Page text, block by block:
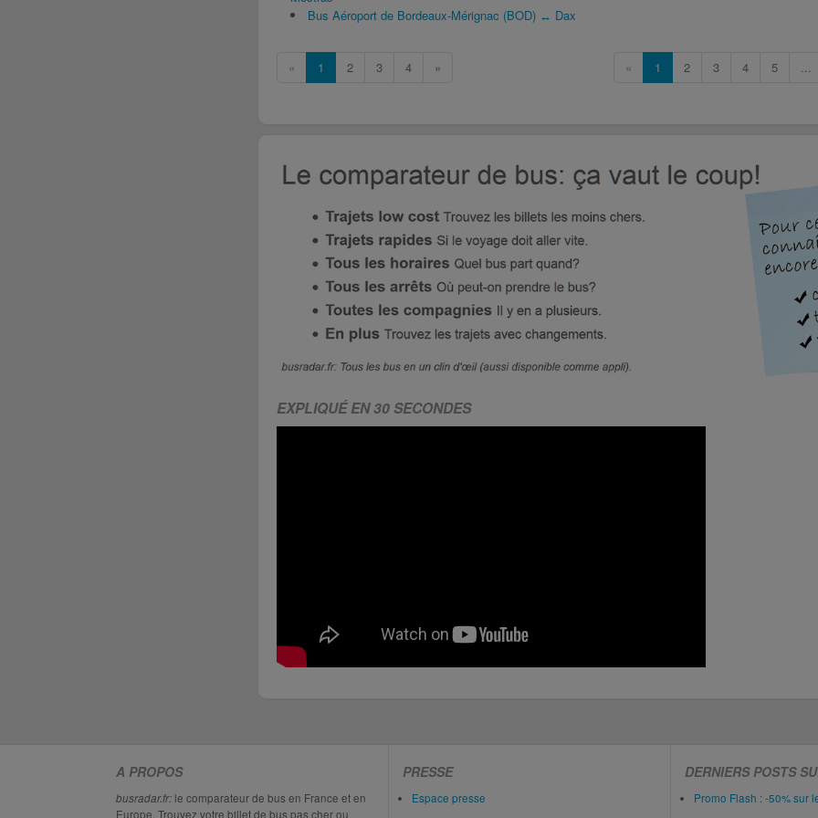
Bus Aéroport de Bordeaux-Mérignac (BOD) ↔ Dax
« 1 2 3 4 » « 1 2 3 4 5 ...
EXPLIQUÉ EN 30 SECONDES
A PROPOS
busradar.fr: le comparateur de bus en France et en
Europe. Trouvez votre billet de bus pas cher ou
PRESSE
Espace presse
DERNIERS POSTS
Promo Flash : -50% sur